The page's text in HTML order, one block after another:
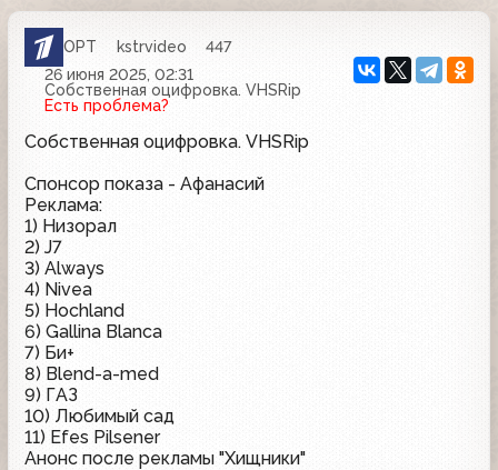
ОРТ kstrvideo
447
26 июня 2025, 02:31
Собственная оцифровка. VHSRip
Есть проблема?
Собственная оцифровка. VHSRip
Спонсор показа - Афанасий
Реклама:
1) Низорал
2) J7
3) Always
4) Nivea
5) Hochland
6) Gallina Blanca
7) Би+
8) Blend-a-med
9) ГАЗ
10) Любимый сад
11) Efes Pilsener
Анонс после рекламы "Хищники"